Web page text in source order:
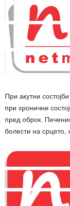
При акутни
при хронични
пред оброк.
болести на срцето,